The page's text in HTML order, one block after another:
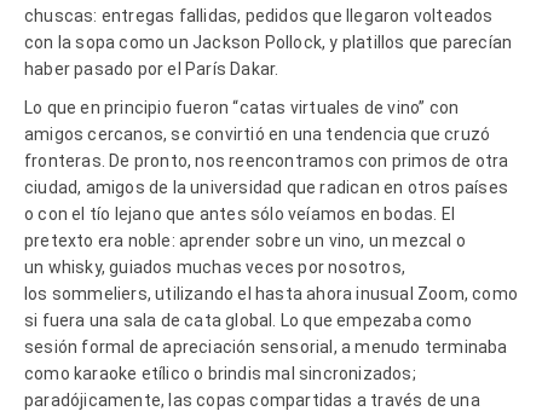
chuscas: entregas fallidas, pedidos que llegaron volteados
con la sopa como un Jackson Pollock, y platillos que parecían
haber pasado por el París Dakar.
Lo que en principio fueron “catas virtuales de vino” con
amigos cercanos, se convirtió en una tendencia que cruzó
fronteras. De pronto, nos reencontramos con primos de otra
ciudad, amigos de la universidad que radican en otros países
o con el tío lejano que antes sólo veíamos en bodas. El
pretexto era noble: aprender sobre un vino, un mezcal o
un whisky, guiados muchas veces por nosotros,
los sommeliers, utilizando el hasta ahora inusual Zoom, como
si fuera una sala de cata global. Lo que empezaba como
sesión formal de apreciación sensorial, a menudo terminaba
como karaoke etílico o brindis mal sincronizados;
paradójicamente, las copas compartidas a través de una